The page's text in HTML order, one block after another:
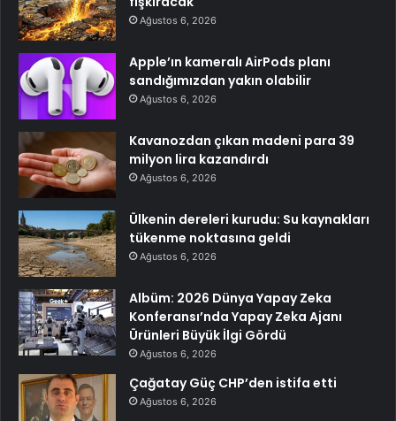
Ağustos 6, 2026
Apple’ın kameralı AirPods planı
sandığımızdan yakın olabilir
Ağustos 6, 2026
Kavanozdan çıkan madeni para 39
milyon lira kazandırdı
Ağustos 6, 2026
Ülkenin dereleri kurudu: Su kaynakları
tükenme noktasına geldi
Ağustos 6, 2026
Albüm: 2026 Dünya Yapay Zeka
Konferansı’nda Yapay Zeka Ajanı
Ürünleri Büyük İlgi Gördü
Ağustos 6, 2026
Çağatay Güç CHP’den istifa etti
Ağustos 6, 2026